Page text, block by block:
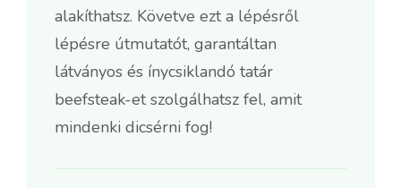
alakíthatsz. Követve ezt a lépésről
lépésre útmutatót, garantáltan
látványos és ínycsiklandó tatár
beefsteak-et szolgálhatsz fel, amit
mindenki dicsérni fog!